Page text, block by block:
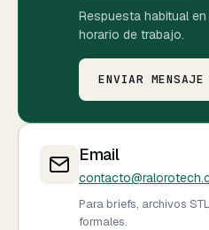
Respuesta habitual
horario de trabajo.
ENVIAR
Email
Para briefs, archivos
formales.